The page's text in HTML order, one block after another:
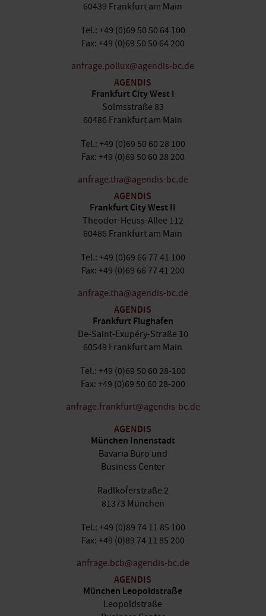
60439 Frankfurt am Main
Tel.: +49 (0)69 50 50 64 100
Fax: +49 (0)69 50 50 64 200
anfrage.pollux@agendis-bc.de
AGENDIS
Frankfurt City West I
Solmsstraße 83
60486 Frankfurt am Main
Tel.: +49 (0)69 50 60 28 100
Fax: +49 (0)69 50 60 28 200
anfrage.tha@agendis-bc.de
AGENDIS
Frankfurt City West II
Theodor-Heuss-Allee 112
60486 Frankfurt am Main
Tel.: +49 (0)69 66 77 41 100
Fax: +49 (0)69 66 77 41 200
anfrage.tha@agendis-bc.de
AGENDIS
Frankfurt Flughafen
De-Saint-Exupéry-Straße 10
60549 Frankfurt am Main
Tel.: +49 (0)69 50 60 28-100
Fax: +49 (0)69 50 60 28-200
anfrage.frankfurt@agendis-bc.de
AGENDIS
München Innenstadt
Bavaria Büro und
Business Center
Radlkoferstraße 2
81373 München
Tel.: +49 (0)89 74 11 85 100
Fax: +49 (0)89 74 11 85 200
anfrage.bcb@agendis-bc.de
AGENDIS
München Leopoldstraße
Leopoldstraße